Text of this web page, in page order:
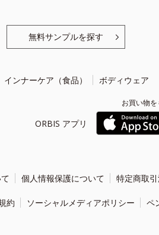
無料サンプルを探す
インナーケア（食品） ボディウェア
ORBIS アプリ
お買い物を
個人情報保護について 特定商取
約 ソーシャルメディアポリシー ペ